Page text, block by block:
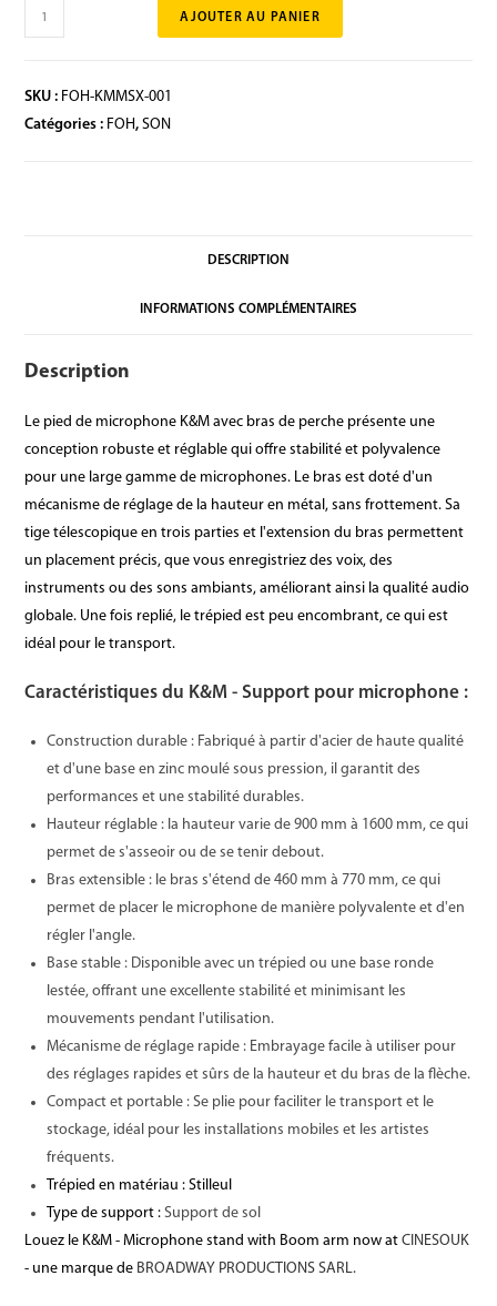
AJOUTER AU PANIER
SKU : FOH-KMMSX-001
Catégories : FOH,SON
DESCRIPTION
INFORMATIONS COMPLÉMENTAIRES
Description
Le pied de microphone K&M avec bras de perche présente une
conception robuste et réglable qui offre stabilité et polyvalence
pour une large gamme de microphones. Le bras est doté d'un
mécanisme de réglage de la hauteur en métal, sans frottement. Sa
tige télescopique en trois parties et l'extension du bras permettent
un placement précis, que vous enregistriez des voix, des
instruments ou des sons ambiants, améliorant ainsi la qualité audio
globale. Une fois replié, le trépied est peu encombrant, ce qui est
idéal pour le transport.
Caractéristiques du K&M - Support pour microphone :
Construction durable : Fabriqué à partir d'acier de haute qualité
et d'une base en zinc moulé sous pression, il garantit des
performances et une stabilité durables.
Hauteur réglable : la hauteur varie de 900 mm à 1600 mm, ce qui
permet de s'asseoir ou de se tenir debout.
Bras extensible : le bras s'étend de 460 mm à 770 mm, ce qui
permet de placer le microphone de manière polyvalente et d'en
régler l'angle.
Base stable : Disponible avec un trépied ou une base ronde
lestée, offrant une excellente stabilité et minimisant les
mouvements pendant l'utilisation.
Mécanisme de réglage rapide : Embrayage facile à utiliser pour
des réglages rapides et sûrs de la hauteur et du bras de la flèche.
Compact et portable : Se plie pour faciliter le transport et le
stockage, idéal pour les installations mobiles et les artistes
fréquents.
Trépied en matériau : Stilleul
Type de support :Support de sol
Louez le K&M - Microphone stand with Boom arm now atCINESOUK
- une marque de BROADWAY PRODUCTIONS SARL.